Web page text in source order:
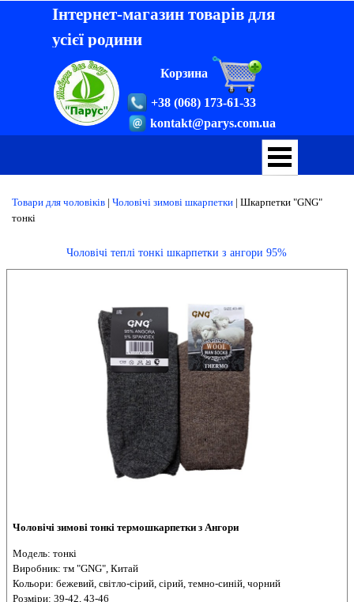
Інтернет-магазин товарів для
усієї родини
+38 (068) 173-61-33
kontakt@parys.com.ua
Корзина
Товари для чоловіків | Чоловічі зимові шкарпетки | Шкарпетки "GNG"
тонкі
Чоловічі теплі тонкі шкарпетки з ангори 95%
Чоловічі зимові тонкі термошкарпетки з Ангори
Модель: тонкі
Виробник: тм "GNG", Китай
Кольори: бежевий, світло-сірий, сірий, темно-синій, чорний
Розміри: 39-42, 43-46